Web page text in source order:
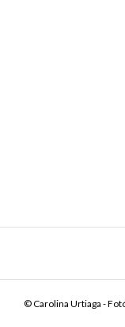
© Carolina Urtiaga -